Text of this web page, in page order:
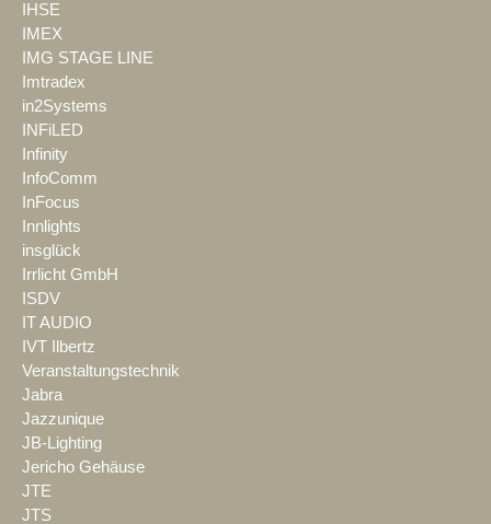
IHSE
IMEX
IMG STAGE LINE
Imtradex
in2Systems
INFiLED
Infinity
InfoComm
InFocus
Innlights
insglück
Irrlicht GmbH
ISDV
IT AUDIO
IVT Ilbertz
Veranstaltungstechnik
Jabra
Jazzunique
JB-Lighting
Jericho Gehäuse
JTE
JTS